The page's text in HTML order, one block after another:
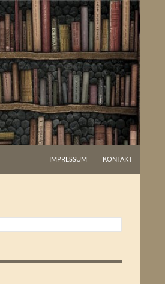
IMPRESSUM KONTAKT